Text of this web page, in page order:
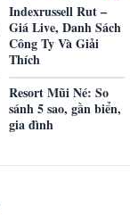
Indexrussell Rut –
Giá Live, Danh Sách
Công Ty Và Giải
Thích
Resort Mũi Né: So
sánh 5 sao, gần biển,
gia đình